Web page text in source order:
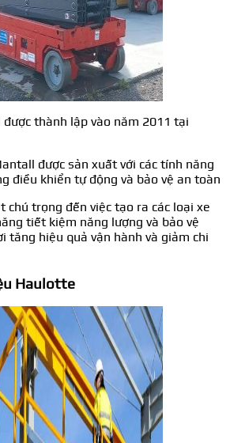
thành lập vào năm 2011 tại
được sản xuất với các tính năng
điều khiển tự động và bảo vệ an toàn
chú trọng đến việc tạo ra các loại xe
tiết kiệm năng lượng và bảo vệ
tăng hiệu quả vận hành và giảm chi
Haulotte